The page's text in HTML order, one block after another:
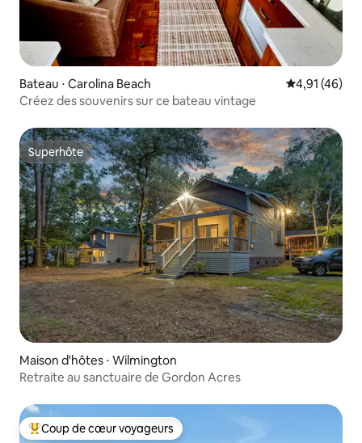
Bateau ⋅ Carolina Beach Évaluation
4,91 (46)
Créez des souvenirs sur ce bateau vintage
Superhôte
Superhôte
Maison d'hôtes ⋅ Wilmington
Retraite au sanctuaire de Gordon Acres
Coups de cœur voyageurs les plus appréciés
Coup de cœur voyageurs